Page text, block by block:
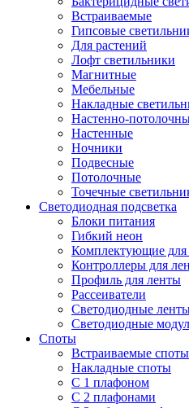
Встраиваемые
Гипсовые
Для растений
Лофт светильники
Магнитные
Мебельные
Накладные
Настенно-
Настенные
Ночники
Подвесные
Потолочные
Точечные
Светодиодная подсветка
Блоки питания
Гибкий неон
Комплектующие для
Контроллеры для
Профиль для ленты
Рассеиватели
Светодиодные
Светодиодные
Споты
Встраиваемые споты
Накладные споты
С 1 плафоном
С 2 плафонами